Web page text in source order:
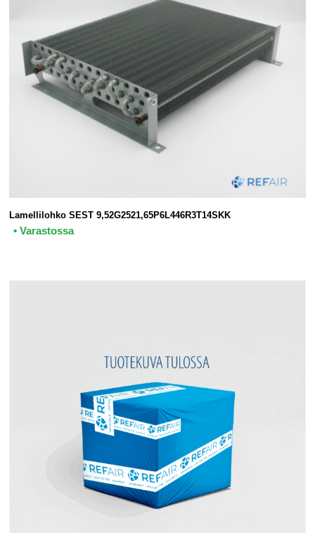
Lamellilohko SEST 9,52G2521,65P6L446R3T14SKK
• Varastossa